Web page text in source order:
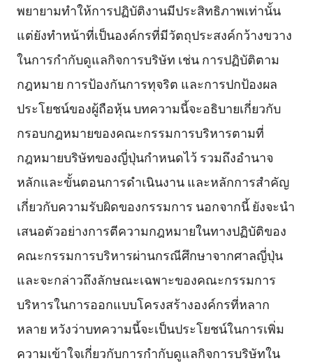
พยายามทำให้การปฏิบัติงานมีประสิทธิภาพเท่านั้น
แต่ยังทำหน้าที่เป็นองค์กรที่มีวัตถุประสงค์กว้างขวาง
ในการกำกับดูแลกิจการบริษัท เช่น การปฏิบัติตาม
กฎหมาย การป้องกันการทุจริต และการปกป้องผล
ประโยชน์ของผู้ถือหุ้น บทความนี้จะอธิบายเกี่ยวกับ
กรอบกฎหมายของคณะกรรมการบริหารตามที่
กฎหมายบริษัทของญี่ปุ่นกำหนดไว้ รวมถึงอำนาจ
หลักและขั้นตอนการดำเนินงาน และหลักการสำคัญ
เกี่ยวกับความรับผิดของกรรมการ นอกจากนี้ ยังจะนำ
เสนอตัวอย่างการตีความกฎหมายในทางปฏิบัติของ
คณะกรรมการบริหารผ่านกรณีศึกษาจากศาลญี่ปุ่น
และจะกล่าวถึงลักษณะเฉพาะของคณะกรรมการ
บริหารในการออกแบบโครงสร้างองค์กรที่หลาก
หลาย หวังว่าบทความนี้จะเป็นประโยชน์ในการเพิ่ม
ความเข้าใจเกี่ยวกับการกำกับดูแลกิจการบริษัทใน